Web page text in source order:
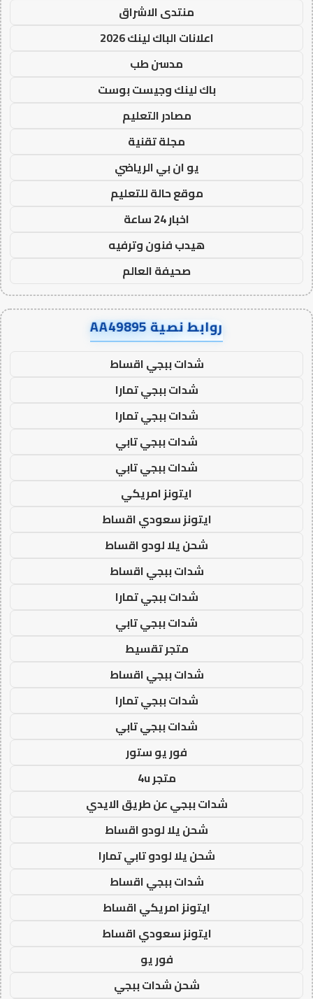
منتدى الاشراق
اعلانات الباك لينك 2026
مدسن طب
باك لينك وجيست بوست
مصادر التعليم
مجلة تقنية
يو ان بي الرياضي
موقع حالة للتعليم
اخبار 24 ساعة
هيدب فنون وترفيه
صحيفة العالم
روابط نصية AA49895
شدات ببجي اقساط
شدات ببجي تمارا
شدات ببجي تمارا
شدات ببجي تابي
شدات ببجي تابي
ايتونز امريكي
ايتونز سعودي اقساط
شحن يلا لودو اقساط
شدات ببجي اقساط
شدات ببجي تمارا
شدات ببجي تابي
متجر تقسيط
شدات ببجي اقساط
شدات ببجي تمارا
شدات ببجي تابي
فور يو ستور
متجر 4u
شدات ببجي عن طريق الايدي
شحن يلا لودو اقساط
شحن يلا لودو تابي تمارا
شدات ببجي اقساط
ايتونز امريكي اقساط
ايتونز سعودي اقساط
فور يو
شحن شدات ببجي